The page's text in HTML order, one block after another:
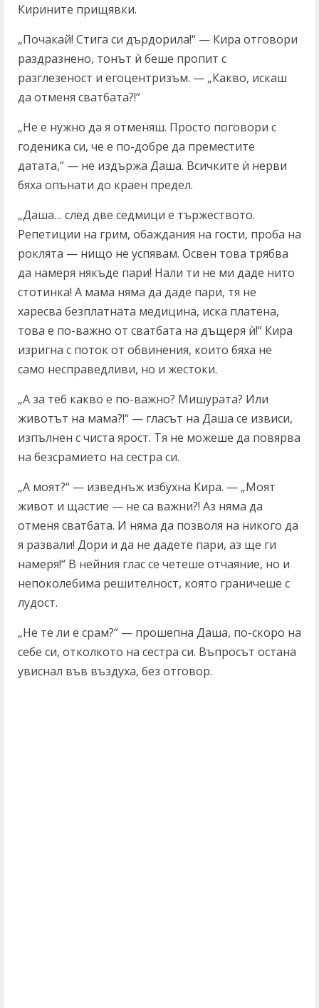
Кирините прищявки.
„Почакай! Стига си дърдорила!“ — Кира отговори
раздразнено, тонът ѝ беше пропит с
разглезеност и егоцентризъм. — „Какво, искаш
да отменя сватбата?!“
„Не е нужно да я отменяш. Просто поговори с
годеника си, че е по-добре да преместите
датата,“ — не издържа Даша. Всичките ѝ нерви
бяха опънати до краен предел.
„Даша… след две седмици е тържеството.
Репетиции на грим, обаждания на гости, проба на
роклята — нищо не успявам. Освен това трябва
да намеря някъде пари! Нали ти не ми даде нито
стотинка! А мама няма да даде пари, тя не
харесва безплатната медицина, иска платена,
това е по-важно от сватбата на дъщеря ѝ!“ Кира
изригна с поток от обвинения, които бяха не
само несправедливи, но и жестоки.
„А за теб какво е по-важно? Мишурата? Или
животът на мама?!“ — гласът на Даша се извиси,
изпълнен с чиста ярост. Тя не можеше да повярва
на безсрамието на сестра си.
„А моят?“ — изведнъж избухна Кира. — „Моят
живот и щастие — не са важни?! Аз няма да
отменя сватбата. И няма да позволя на никого да
я развали! Дори и да не дадете пари, аз ще ги
намеря!“ В нейния глас се четеше отчаяние, но и
непоколебима решителност, която граничеше с
лудост.
„Не те ли е срам?“ — прошепна Даша, по-скоро на
себе си, отколкото на сестра си. Въпросът остана
увиснал във въздуха, без отговор.